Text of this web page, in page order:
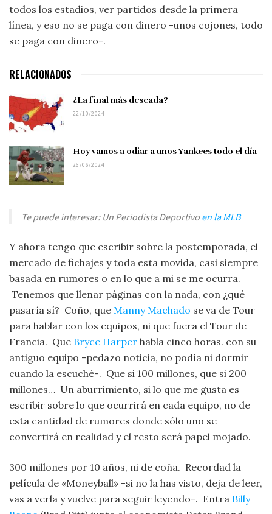
todos los estadios, ver partidos desde la primera
línea, y eso no se paga con dinero -unos cojones, todo
se paga con dinero-.
RELACIONADOS
¿La final más deseada?
22/10/2024
Hoy vamos a odiar a unos Yankees todo el día
26/06/2024
Te puede interesar: Un Periodista Deportivo en la MLB
Y ahora tengo que escribir sobre la postemporada, el
mercado de fichajes y toda esta movida, casi siempre
basada en rumores o en lo que a mi se me ocurra.
Tenemos que llenar páginas con la nada, con ¿qué
pasaría sí? Coño, que Manny Machado se va de Tour
para hablar con los equipos, ni que fuera el Tour de
Francia. Que Bryce Harper habla cinco horas. con su
antiguo equipo -pedazo noticia, no podía ni dormir
cuando la escuché-. Que si 100 millones, que si 200
millones… Un aburrimiento, si lo que me gusta es
escribir sobre lo que ocurrirá en cada equipo, no de
esta cantidad de rumores donde sólo uno se
convertirá en realidad y el resto será papel mojado.
300 millones por 10 años, ni de coña. Recordad la
película de «Moneyball» -si no la has visto, deja de leer,
vas a verla y vuelve para seguir leyendo-. Entra Billy